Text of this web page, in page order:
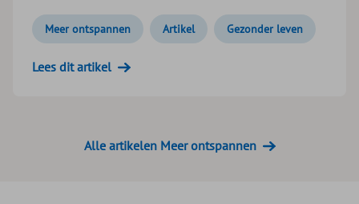
Meer ontspannen Artikel Gezonder leven
Lees dit artikel
Alle artikelen Meer ontspannen